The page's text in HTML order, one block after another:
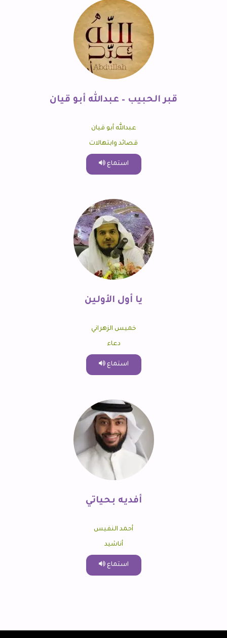
قبر الحبيب – عبدالله أبو قيان
عبدالله أبو قيان
قصائد وابتهالات
استماع
يا أول الأولين
خميس الزهراني
دعاء
استماع
أفديه بحياتي
أحمد النفيس
أناشيد
استماع